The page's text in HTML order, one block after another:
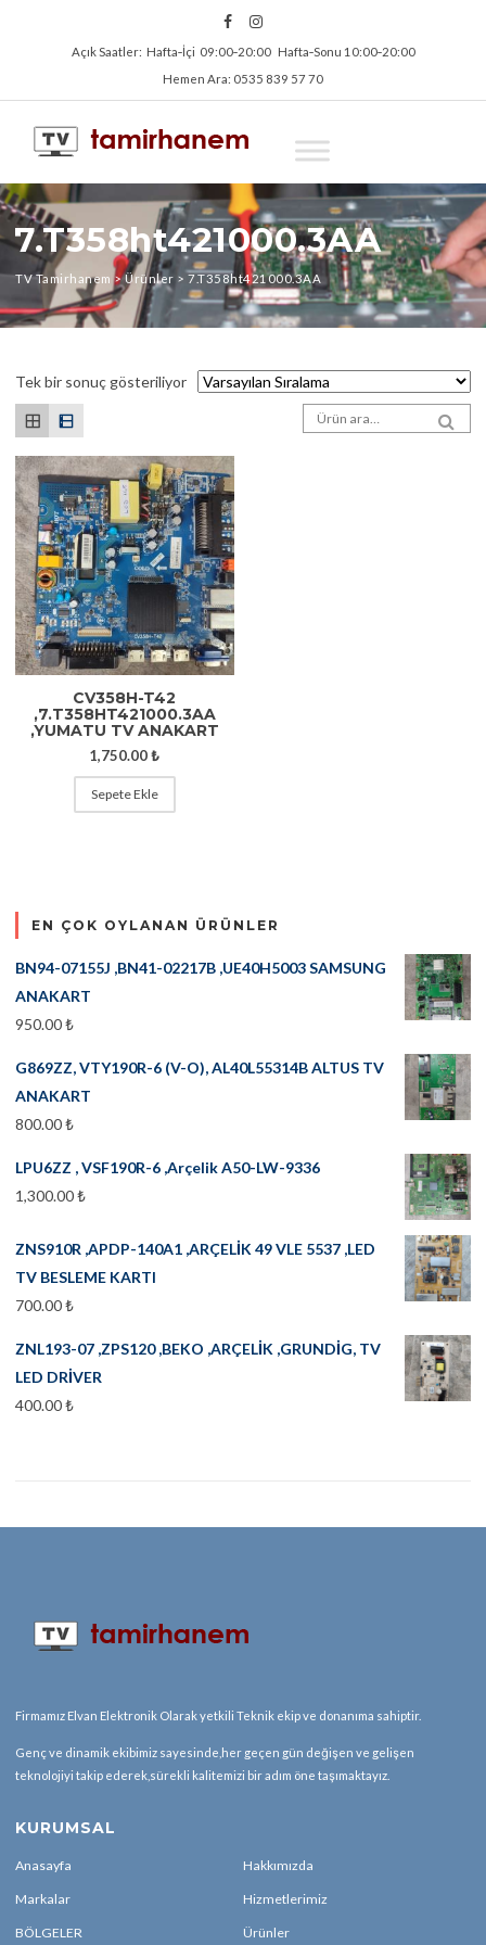
Açık Saatler: Hafta‑İçi 09:00‑20:00 Hafta‑Sonu 10:00‑20:00
Hemen Ara: 0535 839 57 70
7.T358ht421000.3AA
TV Tamirhanem >Ürünler > 7.T358ht421000.3AA
Tek bir sonuç gösteriliyor
Arama sonuçları:
CV358H-T42
,7.T358HT421000.3AA
,YUMATU TV ANAKART
1,750.00₺
Sepete Ekle
EN ÇOK OYLANAN ÜRÜNLER
BN94-07155J ,BN41-02217B ,UE40H5003 SAMSUNG
ANAKART
950.00₺
G869ZZ, VTY190R-6 (V-O), AL40L55314B ALTUS TV
ANAKART
800.00₺
LPU6ZZ , VSF190R-6 ,Arçelik A50-LW-9336
1,300.00₺
ZNS910R ,APDP-140A1 ,ARÇELİK 49 VLE 5537 ,LED
TV BESLEME KARTI
700.00₺
ZNL193-07 ,ZPS120 ,BEKO ,ARÇELİK ,GRUNDİG, TV
LED DRİVER
400.00₺
Firmamız Elvan Elektronik Olarak yetkili Teknik ekip ve donanıma sahiptir.
Genç ve dinamik ekibimiz sayesinde,her geçen gün değişen ve gelişen
teknolojiyi takip ederek,sürekli kalitemizi bir adım öne taşımaktayız.
KURUMSAL
Anasayfa Hakkımızda
Markalar Hizmetlerimiz
BÖLGELER Ürünler